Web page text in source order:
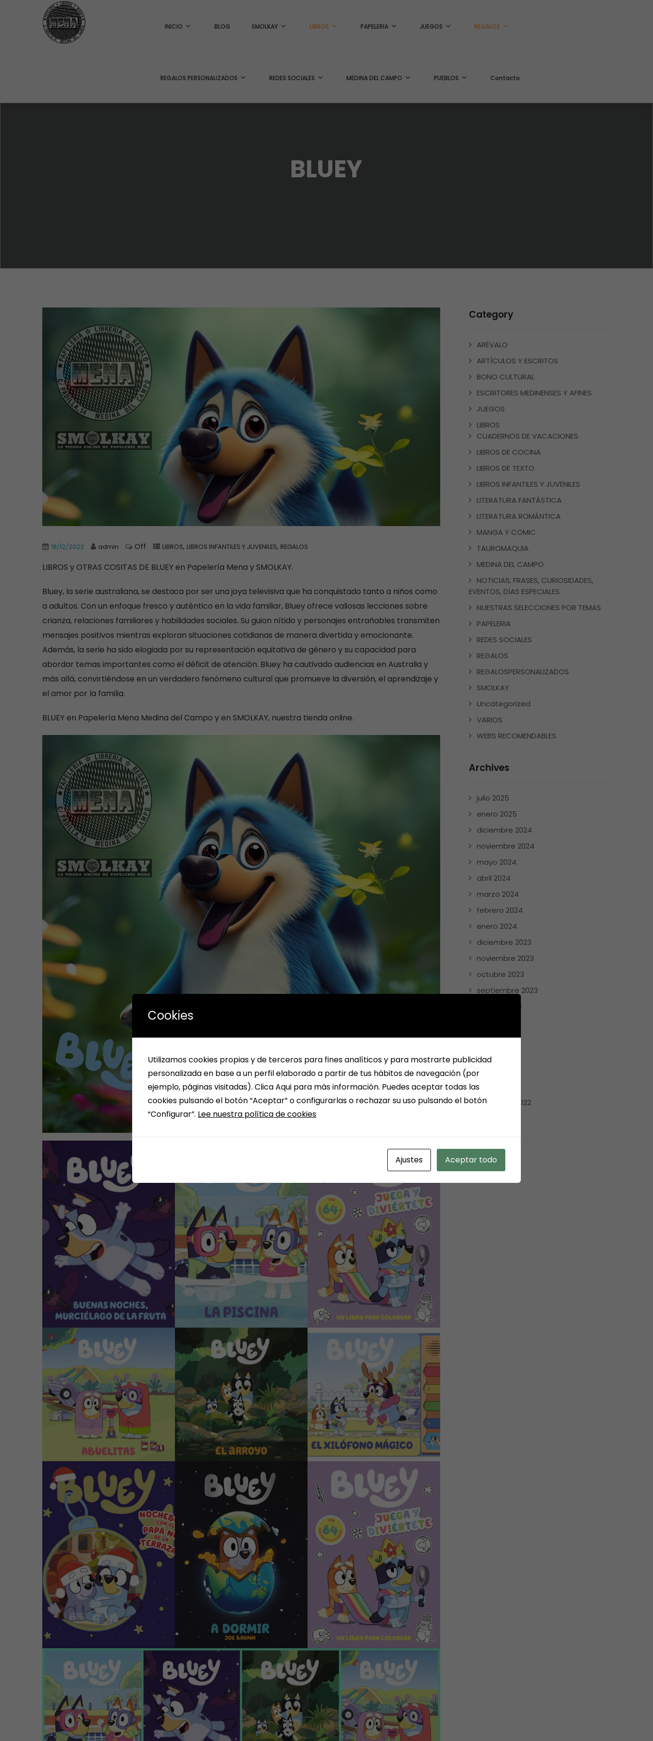
INICIO BLOG SMOLKAY LIBROS PAPELERIA JUEGOS REGALOS
REGALOS PERSONALIZADOS REDES SOCIALES MEDINA DEL CAMPO PUEBLOS Contacto
BLUEY
18/12/2023 admin Off LIBROS, LIBROS INFANTILES Y JUVENILES, REGALOS
LIBROS y OTRAS COSITAS DE BLUEY en Papelería Mena y SMOLKAY.
Bluey, la serie australiana, se destaca por ser una joya televisiva que ha conquistado tanto a niños como
a adultos. Con un enfoque fresco y auténtico en la vida familiar, Bluey ofrece valiosas lecciones sobre
crianza, relaciones familiares y habilidades sociales. Su guion nítido y personajes entrañables transmiten
mensajes positivos mientras exploran situaciones cotidianas de manera divertida y emocionante.
Además, la serie ha sido elogiada por su representación equitativa de género y su capacidad para
abordar temas importantes como el déficit de atención. Bluey ha cautivado audiencias en Australia y
más allá, convirtiéndose en un verdadero fenómeno cultural que promueve la diversión, el aprendizaje y
el amor por la familia.
BLUEY en Papelería Mena Medina del Campo y en SMOLKAY, nuestra tienda online.
Category
ARÉVALO
ARTÍCULOS Y ESCRITOS
BONO CULTURAL
ESCRITORES MEDINENSES Y AFINES
JUEGOS
LIBROS
CUADERNOS DE VACACIONES
LIBROS DE COCINA
LIBROS DE TEXTO
LIBROS INFANTILES Y JUVENILES
LITERATURA FANTÁSTICA
LITERATURA ROMÁNTICA
MANGA Y COMIC
TAUROMAQUIA
MEDINA DEL CAMPO
NOTICIAS, FRASES, CURIOSIDADES,
EVENTOS, DÍAS ESPECIALES
NUESTRAS SELECCIONES POR TEMAS
PAPELERIA
REDES SOCIALES
REGALOS
REGALOSPERSONALIZADOS
SMOLKAY
Uncategorized
VARIOS
WEBS RECOMENDABLES
Archives
julio 2025
enero 2025
diciembre 2024
noviembre 2024
mayo 2024
abril 2024
marzo 2024
febrero 2024
enero 2024
diciembre 2023
noviembre 2023
octubre 2023
septiembre 2023
agosto 2023
junio 2023
mayo 2023
abril 2023
enero 2023
diciembre 2022
Cookies
Utilizamos cookies propias y de terceros para fines analíticos y para mostrarte publicidad
personalizada en base a un perfil elaborado a partir de tus hábitos de navegación (por
ejemplo, páginas visitadas). Clica Aqui para más información. Puedes aceptar todas las
cookies pulsando el botón “Aceptar” o configurarlas o rechazar su uso pulsando el botón
“Configurar”. Lee nuestra política de cookies
Ajustes Aceptar todo